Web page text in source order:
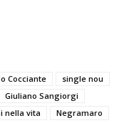
Cocciante
single nou
Giuliano Sangiorgi
nella vita Negramaro